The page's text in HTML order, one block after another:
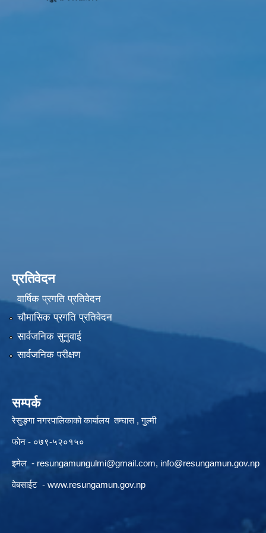
प्रतिवेदन
वार्षिक प्रगति प्रतिवेदन
चौमासिक प्रगति प्रतिवेदन
सार्वजनिक सुनुवाई
सार्वजनिक परीक्षण
सम्पर्क
रेसुङ्गा नगरपालिकाको कार्यालय तम्घास , गुल्मी
फोन - ०७९-५२०१५०
इमेल - resungamungulmi@gmail.com, info@resungamun.gov.np
वेबसाईट - www.resungamun.gov.np